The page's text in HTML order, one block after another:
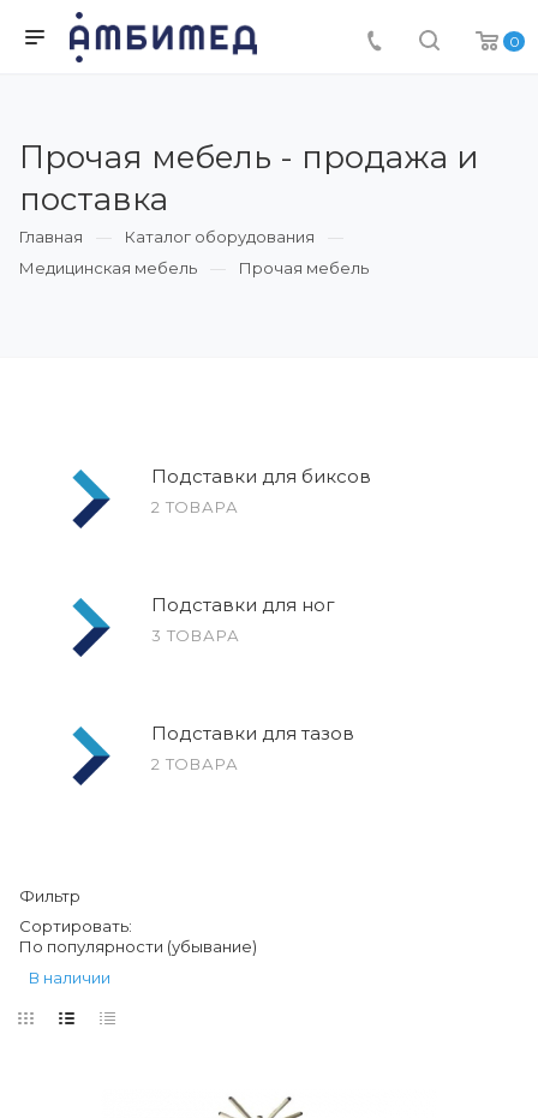
0
Прочая мебель - продажа и
поставка
Главная
Каталог оборудования
Медицинская мебель
Прочая мебель
Подставки для биксов
2 ТОВАРА
Подставки для ног
3 ТОВАРА
Подставки для тазов
2 ТОВАРА
Фильтр
Сортировать:
По популярности (убывание)
В наличии